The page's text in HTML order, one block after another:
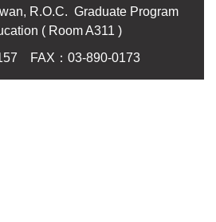
R.O.C. Graduate Program
( Room A311 )
FAX：03-890-0173